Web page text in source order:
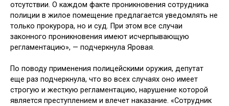
отсутствии. О каждом факте проникновения сотрудника
полиции в жилое помещение предлагается уведомлять не
только прокурора, но и суд. При этом все случаи
законного проникновения имеют исчерпывающую
регламентацию», — подчеркнула Яровая.
По поводу применения полицейскими оружия, депутат
еще раз подчеркнула, что во всех случаях оно имеет
строгую и жесткую регламентацию, нарушение которой
является преступлением и влечет наказание. «Сотрудник